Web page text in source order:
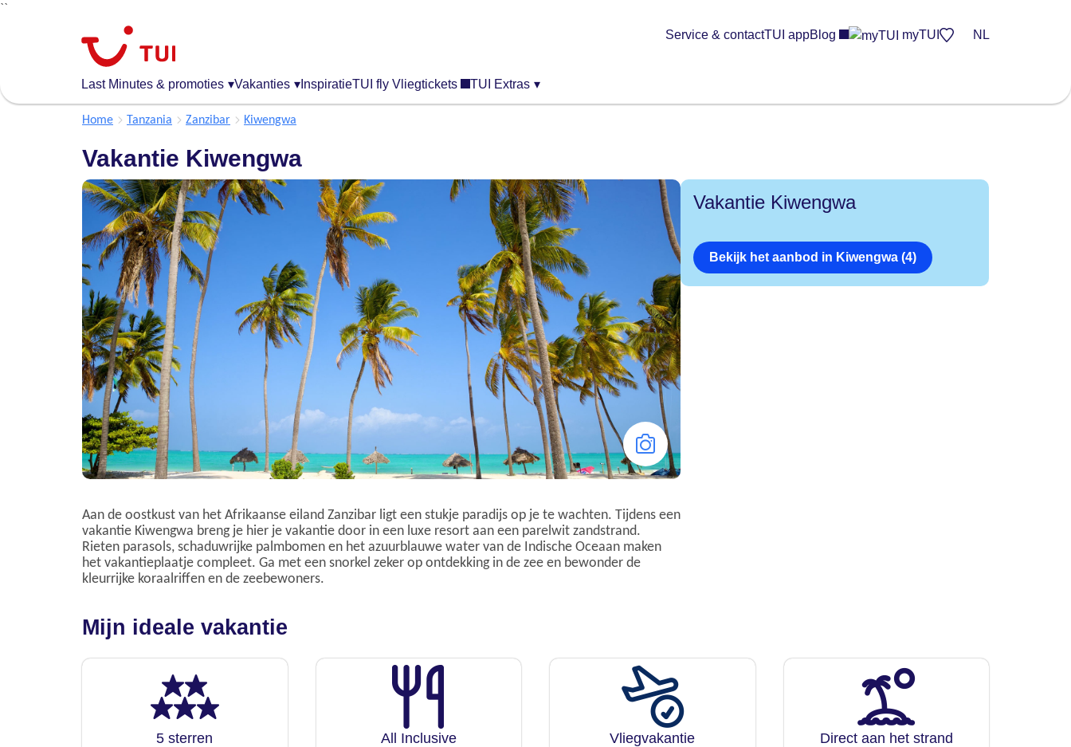
``
algemene
Last Minutes & promoties ▾Vakanties ▾ InspiratieTUI fly Vliegtickets TUI Extras ▾
Service & contactTUI appBlog myTUI NL
Home Tanzania Zanzibar Kiwengwa
Vakantie Kiwengwa
Aan de oostkust van het Afrikaanse eiland Zanzibar ligt een stukje paradijs op je te wachten. Tijdens een
vakantie Kiwengwa breng je hier je vakantie door in een luxe resort aan een parelwit zandstrand.
Rieten parasols, schaduwrijke palmbomen en het azuurblauwe water van de Indische Oceaan maken
het vakantieplaatje compleet. Ga met een snorkel zeker op ontdekking in de zee en bewonder de
kleurrijke koraalriffen en de zeebewoners.
Vakantie Kiwengwa
Bekijk het aanbod in Kiwengwa (4)
Mijn ideale vakantie
5 sterren All Inclusive Vliegvakantie Direct aan het strand